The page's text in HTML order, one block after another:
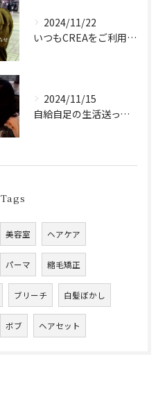
2024/11/22
いつもCREAをご利用頂き誠に有難う御座います！
2024/11/15
自給自足の生活送ってます
Tags
美容室 ヘアケア
パーマ 縮毛矯正
ブリーチ 白髪ぼかし
ボブ ヘアセット